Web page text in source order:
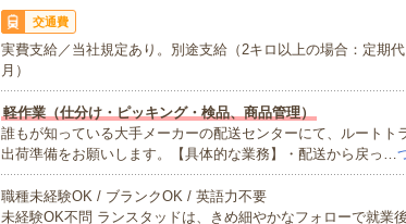
交通費
実費支給／当社規定あり。別途支給（2キロ以上の場合：定期
月）
軽作業（仕分け・ピッキング・検品、商品管理）
誰もが知っている大手メーカーの配送センターにて、ルートト
出荷準備をお願いします。【具体的な業務】・配送から戻っ…
職種未経験OK / ブランクOK / 英語力不要
未経験OK不問 ランスタッドは、きめ細やかなフォローで就業